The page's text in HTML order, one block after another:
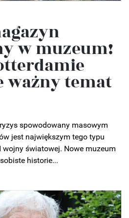
w muzeum!
ważny temat
spowodowany masowym
jest największym tego typu
światowej. Nowe muzeum
historie...